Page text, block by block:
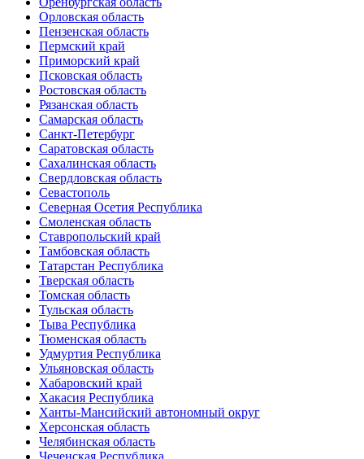
Орловская область
Пензенская область
Пермский край
Приморский край
Псковская область
Ростовская область
Рязанская область
Самарская область
Санкт-Петербург
Саратовская область
Сахалинская область
Свердловская область
Севастополь
Северная Осетия Республика
Смоленская область
Ставропольский край
Тамбовская область
Татарстан Республика
Тверская область
Томская область
Тульская область
Тыва Республика
Тюменская область
Удмуртия Республика
Ульяновская область
Хабаровский край
Хакасия Республика
Ханты-Мансийский автономный округ
Херсонская область
Челябинская область
Чеченская Республика